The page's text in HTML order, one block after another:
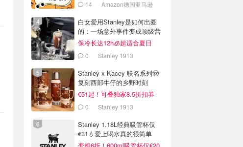
14 Amazon德国亚马逊
白女爱用Stanley是如何出圈
的：一场意外事件变成顶级营
销案例
保冷长达12h🧊超适合夏日
0 Stanley 1913
Stanley x Kacey 联名系列🤠
复刻西部牛仔的乡野时刻
€51起！可叠独家8.5折扣券
0 Stanley 1913
Stanley 1.18L经典吸管杯仅
€31💧爱上喝水真的很简单